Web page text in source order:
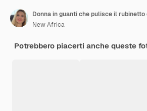
New Africa
Potrebbero piacerti anche queste